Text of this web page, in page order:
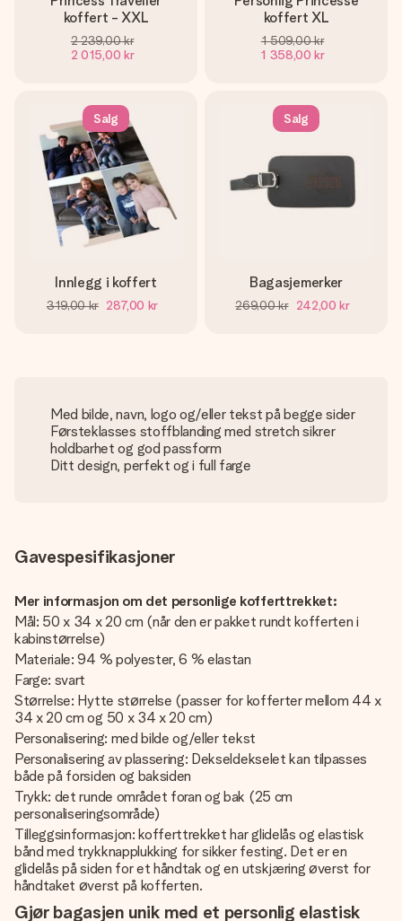
koffert - XXL
2 239,00 kr
2 015,00 kr
koffert XL
1 509,00 kr
1 358,00 kr
Salg
Innlegg i koffert
319,00 kr 287,00 kr
Salg
Bagasjemerker
269,00 kr 242,00 kr
Med bilde, navn, logo og/eller tekst på begge sider
Førsteklasses stoffblanding med stretch sikrer
holdbarhet og god passform
Ditt design, perfekt og i full farge
Gavespesifikasjoner
Mer informasjon om det personlige kofferttrekket:
Mål: 50 x 34 x 20 cm (når den er pakket rundt kofferten i
kabinstørrelse)
Materiale: 94 % polyester, 6 % elastan
Farge: svart
Størrelse: Hytte størrelse (passer for kofferter mellom 44 x
34 x 20 cm og 50 x 34 x 20 cm)
Personalisering: med bilde og/eller tekst
Personalisering av plassering: Dekseldekselet kan tilpasses
både på forsiden og baksiden
Trykk: det runde området foran og bak (25 cm
personaliseringsområde)
Tilleggsinformasjon: kofferttrekket har glidelås og elastisk
bånd med trykknapplukking for sikker festing. Det er en
glidelås på siden for et håndtak og en utskjæring øverst for
håndtaket øverst på kofferten.
Gjør bagasjen unik med et personlig elastisk